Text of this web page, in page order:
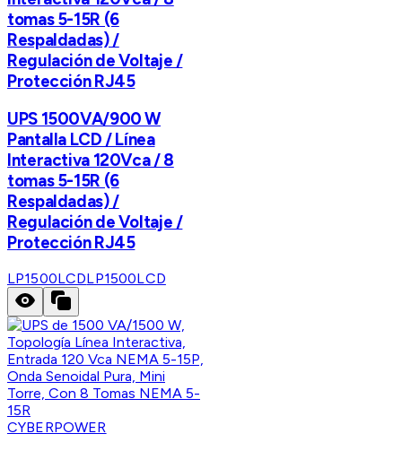
tomas 5-15R (6
Respaldadas) /
Regulación de Voltaje /
Protección RJ45
UPS 1500VA/900 W
Pantalla LCD / Línea
Interactiva 120Vca / 8
tomas 5-15R (6
Respaldadas) /
Regulación de Voltaje /
Protección RJ45
LP1500LCDLP1500LCD
CYBERPOWER